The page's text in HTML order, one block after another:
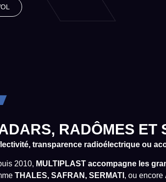
RADÔMES ET
transparence radioélectrique ou
2010, MULTIPLAST accompagne les
THALES, SAFRAN, SERMATI , ou encore